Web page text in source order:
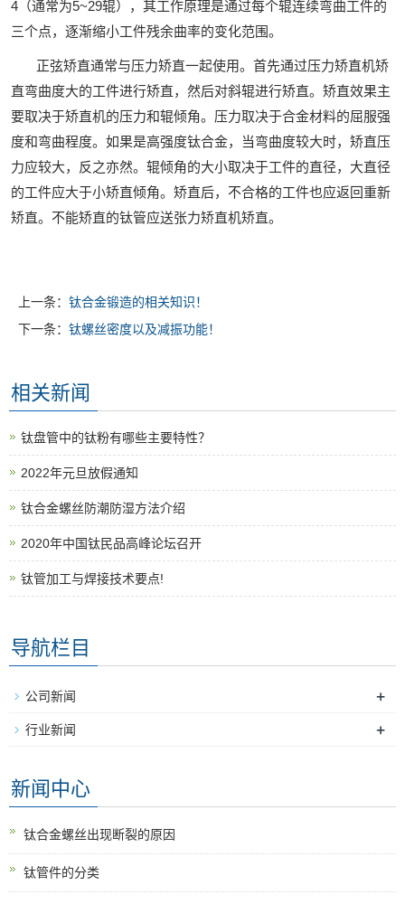
4（通常为5~29辊），其工作原理是通过每个辊连续弯曲工件的
三个点，逐渐缩小工件残余曲率的变化范围。
正弦矫直通常与压力矫直一起使用。首先通过压力矫直机矫
直弯曲度大的工件进行矫直，然后对斜辊进行矫直。矫直效果主
要取决于矫直机的压力和辊倾角。压力取决于合金材料的屈服强
度和弯曲程度。如果是高强度钛合金，当弯曲度较大时，矫直压
力应较大，反之亦然。辊倾角的大小取决于工件的直径，大直径
的工件应大于小矫直倾角。矫直后，不合格的工件也应返回重新
矫直。不能矫直的钛管应送张力矫直机矫直。
上一条： 钛合金锻造的相关知识！
下一条： 钛螺丝密度以及减振功能！
相关新闻
钛盘管中的钛粉有哪些主要特性？
2022年元旦放假通知
钛合金螺丝防潮防湿方法介绍
2020年中国钛民品高峰论坛召开
钛管加工与焊接技术要点!
导航栏目
公司新闻 +
行业新闻 +
新闻中心
钛合金螺丝出现断裂的原因
钛管件的分类